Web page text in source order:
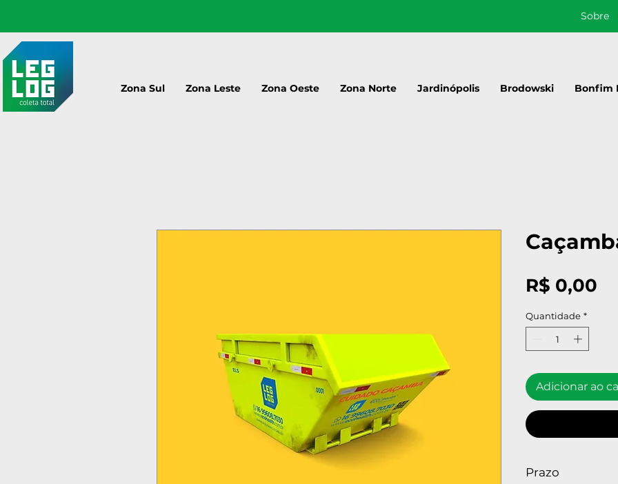
Sobre
Zona Sul Zona Leste Zona Oeste Zona Norte Jardinópolis Brodowski Bonfim
R$ 0,00
Quantidade *
Adicionar ao
Prazo